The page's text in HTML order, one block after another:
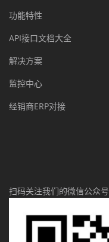
功能特性
API接口文档大全
解决方案
监控中心
经销商ERP对接
扫码关注我们的微信公众号